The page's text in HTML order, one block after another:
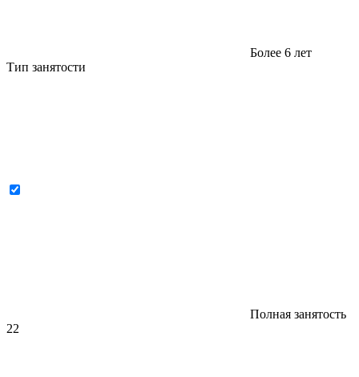
Более 6 лет
Тип занятости
Полная занятость
22